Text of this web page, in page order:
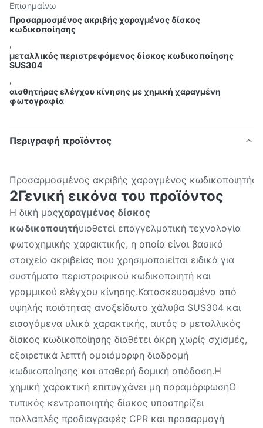
Επισημαίνω
Προσαρμοσμένος ακριβής χαραγμένος δίσκος
κωδικοποίησης
,
μεταλλικός περιστρεφόμενος δίσκος κωδικοποίησης
SUS304
,
αισθητήρας ελέγχου κίνησης με χημική χαραγμένη
φωτογραφία
Περιγραφή προϊόντος
Προσαρμοσμένος ακριβής χαραγμένος κωδικοποιητής
2Γενική εικόνα του προϊόντος
Η δική μαςχαραγμένος δίσκος
κωδικοποιητήυιοθετεί επαγγελματική τεχνολογία
φωτοχημικής χαρακτικής, η οποία είναι βασικό
στοιχείο ακριβείας που χρησιμοποιείται ειδικά για
συστήματα περιστροφικού κωδικοποιητή και
γραμμικού ελέγχου κίνησης.Κατασκευασμένα από
υψηλής ποιότητας ανοξείδωτο χάλυβα SUS304 και
εισαγόμενα υλικά χαρακτικής, αυτός ο μεταλλικός
δίσκος κωδικοποίησης διαθέτει άκρη χωρίς σχισμές,
εξαιρετικά λεπτή ομοιόμορφη διαδρομή
κωδικοποίησης και σταθερή δομική απόδοση.Η
χημική χαρακτική επιτυγχάνει μη παραμόρφωσηΟ
τυπικός κεντροποιητής δίσκος υποστηρίζει
πολλαπλές προδιαγραφές CPR και προσαρμογή